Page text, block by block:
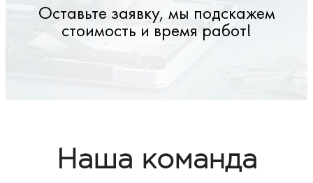
Оставьте заявку, мы подскажем
стоимость и время работ!
Наша команда